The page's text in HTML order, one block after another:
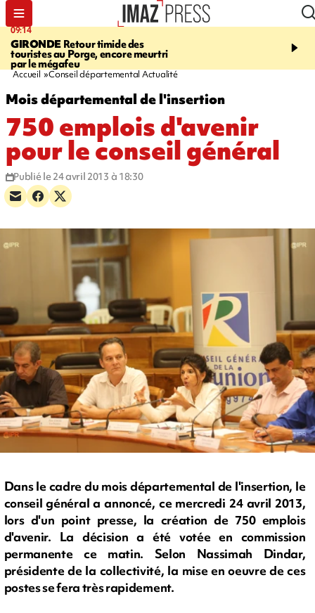
09:14
GIRONDE Retour timide des
touristes au Porge, encore meurtri
par le mégafeu
13:09
Des
font cinq morts en
Accueil Conseil départemental Actualité
Mois départemental de l'insertion
750 emplois d'avenir
pour le conseil général
Publié le 24 avril 2013 à 18:30
Dans le cadre du mois départemental de l'insertion, le
conseil général a annoncé, ce mercredi 24 avril 2013,
lors d'un point presse, la création de 750 emplois
d'avenir. La décision a été votée en commission
permanente ce matin. Selon Nassimah Dindar,
présidente de la collectivité, la mise en oeuvre de ces
postes se fera très rapidement.